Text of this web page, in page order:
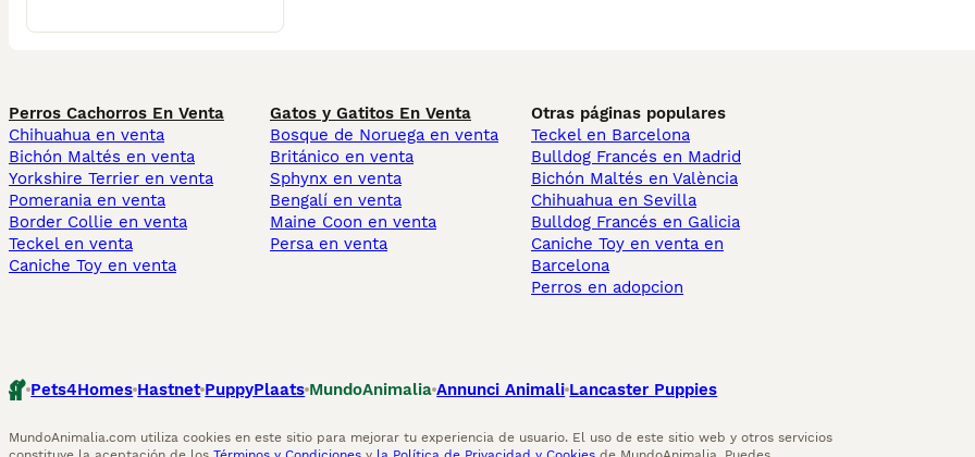
Perros Cachorros En Venta
Chihuahua en venta
Bichón Maltés en venta
Yorkshire Terrier en venta
Pomerania en venta
Border Collie en venta
Teckel en venta
Caniche Toy en venta
Gatos y Gatitos En Venta
Bosque de Noruega en venta
Británico en venta
Sphynx en venta
Bengalí en venta
Maine Coon en venta
Persa en venta
Otras páginas populares
Teckel en Barcelona
Bulldog Francés en Madrid
Bichón Maltés en València
Chihuahua en Sevilla
Bulldog Francés en Galicia
Caniche Toy en venta en
Barcelona
Perros en adopcion
Pets4Homes Hastnet PuppyPlaats MundoAnimalia Annunci Animali Lancaster Puppies
MundoAnimalia.com utiliza cookies en este sitio para mejorar tu experiencia de usuario. El uso de este sitio web y otros servicios